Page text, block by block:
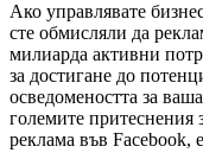
Ако управлявате
сте обмисляли да
милиарда активни
за достигане до
осведомеността за
големите притеснения
реклама във Facebook,